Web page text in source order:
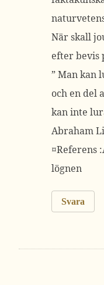
När skall
efter bevis
” Man kan
och en del
kan inte
Abraham
¤Referens
lögnen
Svara